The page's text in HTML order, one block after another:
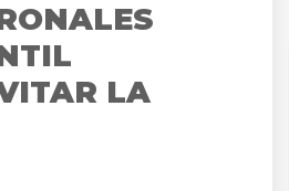
LA